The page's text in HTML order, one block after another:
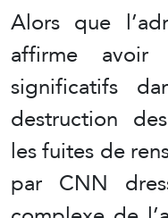
Alors que
affirme
significatifs
destruction
les fuites de
par CNN